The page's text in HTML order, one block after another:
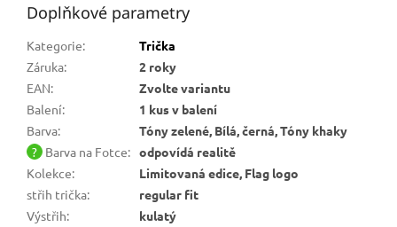
Doplňkové parametry
Kategorie:
Trička
Záruka:
2 roky
EAN:
Zvolte variantu
Balení:
1 kus v balení
Barva:
Tóny zelené, Bílá, černá, Tóny khaky
? Barva na Fotce: odpovídá realitě
Kolekce:
Limitovaná edice, Flag logo
střih trička:
regular fit
Výstřih:
kulatý